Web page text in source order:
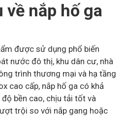
về nắp hố ga
được sử dụng phổ biến
nước đô thị, khu dân cư, nhà
trình thương mại và hạ tầng
cao cấp, nắp hố ga có khả
bền cao, chịu tải tốt và
trội so với nắp gang hoặc